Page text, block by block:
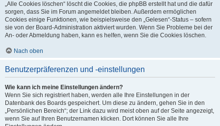
„Alle Cookies löschen“ löscht die Cookies, die phpBB erstellt hat und die dafür
sorgen, dass Sie im Forum angemeldet bleiben. Außerdem ermöglichen
Cookies einige Funktionen, wie beispielsweise den „Gelesen“-Status – sofern
sie von der Board-Administration aktiviert wurden. Wenn Sie Probleme bei der
An- oder Abmeldung haben, kann es helfen, wenn Sie die Cookies löschen.
Nach oben
Benutzerpräferenzen und -einstellungen
Wie kann ich meine Einstellungen ändern?
Wenn Sie sich registriert haben, werden alle Ihre Einstellungen in der
Datenbank des Boards gespeichert. Um diese zu ändern, gehen Sie in den
„Persönlichen Bereich“; der Link dazu wird meist oben auf der Seite angezeigt,
wenn Sie auf Ihren Benutzernamen klicken. Dort können Sie alle Ihre